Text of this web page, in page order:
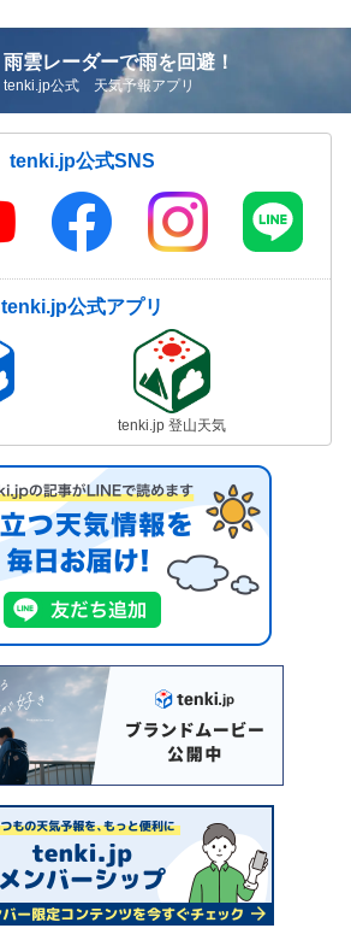
雨雲レーダーで雨を回避！
tenki.jp公式 天気予報アプリ
tenki.jp公式SNS
tenki.jp公式アプリ
tenki.jp 登山天気